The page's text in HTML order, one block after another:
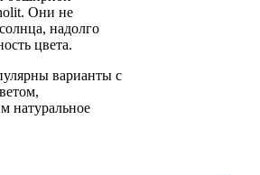
Они не
надолго
цвета.
варианты с
натуральное